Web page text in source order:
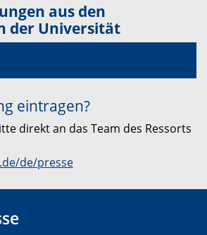
aus den
der Universität
eintragen?
direkt an das Team des Ressorts
de/presse